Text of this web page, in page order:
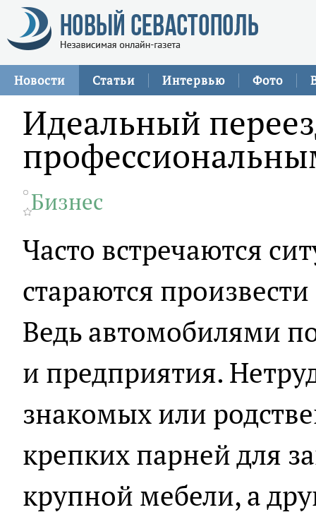
Новости Статьи Интервью Фото
Идеальный
Бизнес
Часто встречаются
стараются
Ведь автомобилями
и предприятия.
знакомых или
крепких парней для
крупной мебели, а